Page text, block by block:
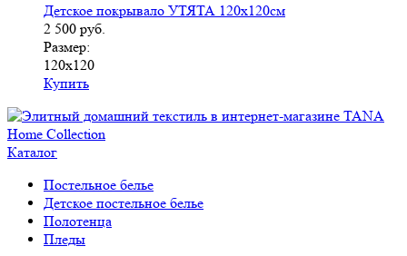
Детское покрывало УТЯТА 120х120см
2 500 руб.
Размер:
120х120
Купить
Каталог
Постельное белье
Детское постельное белье
Полотенца
Пледы